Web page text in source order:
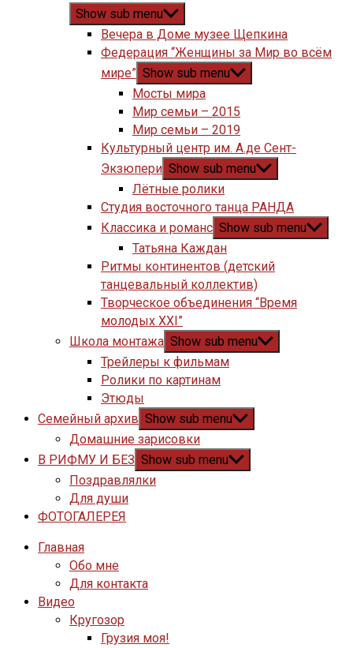
Show sub menu
Вечера в Доме музее Щепкина
Федерация “Женщины за Мир во всём
мире” Show sub menu
Мосты мира
Мир семьи – 2015
Мир семьи – 2019
Культурный центр им. А.де Сент-
Экзюпери Show sub menu
Лётные ролики
Студия восточного танца РАНДА
Классика и романс Show sub menu
Татьяна Каждан
Ритмы континентов (детский
танцевальный коллектив)
Творческое объединения “Время
молодых XXI”
Школа монтажа Show sub menu
Трейлеры к фильмам
Ролики по картинам
Этюды
Семейный архив Show sub menu
Домашние зарисовки
В РИФМУ И БЕЗ Show sub menu
Поздравлялки
Для души
ФОТОГАЛЕРЕЯ
Главная
Обо мне
Для контакта
Видео
Кругозор
Грузия моя!